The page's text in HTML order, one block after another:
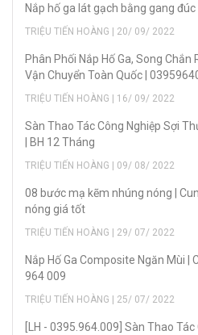
Nắp hố ga lát gạch bằng gang
TRIỆU TIẾN HOÀNG | 20/ 09/ 2022
Phân Phối Nắp Hố Ga, Song
Vận Chuyển Toàn Quốc |
TRIỆU TIẾN HOÀNG | 16/ 09/ 2022
Sàn Thao Tác Công Nghiệp Sợi
| BH 12 Tháng
TRIỆU TIẾN HOÀNG | 09/ 08/ 2022
08 bước mạ kẽm nhúng nóng |
nóng giá tốt
TRIỆU TIẾN HOÀNG | 29/ 07/ 2022
Nắp Hố Ga Composite Ngăn Mùi |
964 009
TRIỆU TIẾN HOÀNG | 25/ 07/ 2022
[LH - 0395.964.009] Sàn Thao Tác